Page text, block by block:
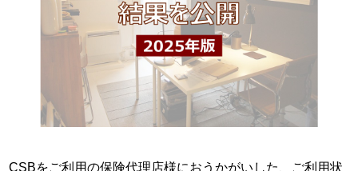
CSBをご利用の保険代理店様におうかがいした、ご利用状